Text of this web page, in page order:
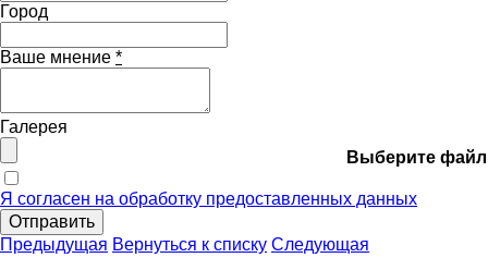
Город
Ваше мнение *
Галерея
Выберите файл
Я согласен на обработку предоставленных данных
Отправить
Предыдущая Вернуться к списку Следующая